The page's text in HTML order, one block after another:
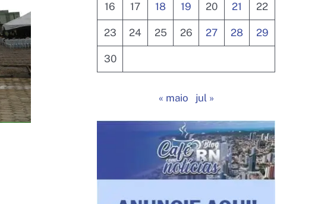
16 17 18 19 20 21 22
23 24 25 26 27 28 29
30
« maio jul »